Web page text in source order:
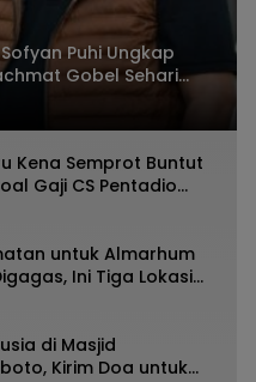
Puhi Ungkap
Gobel Sehari
Kena Semprot Buntut
Gaji CS Pentadio
untuk Almarhum
Ini Tiga Lokasi
di Masjid
Kirim Doa untuk